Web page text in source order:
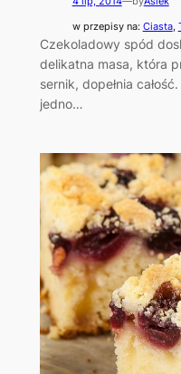
w przepisy na: Ciasta,
Czekoladowy spód
delikatna masa, która
sernik, dopełnia
jedno…